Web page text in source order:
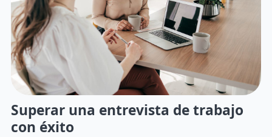
Superar una entrevista de trabajo
con éxito